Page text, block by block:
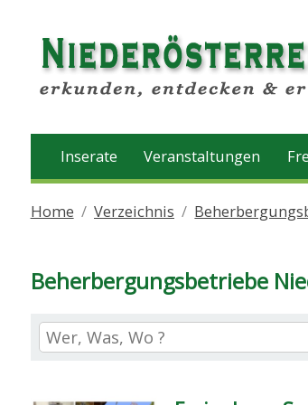
Inserate Veranstaltungen
Home Verzeichnis
Beherbergungsbetriebe